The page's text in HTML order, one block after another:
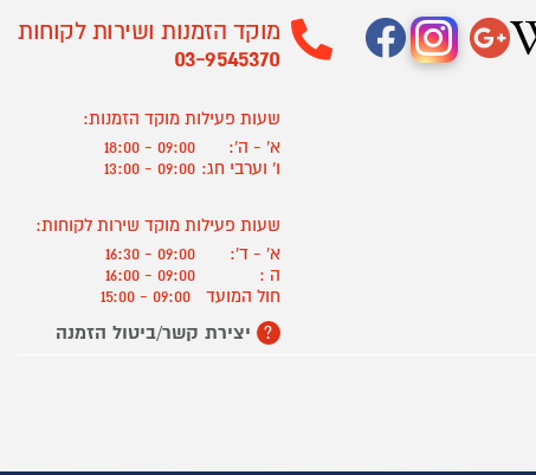
מוקד הזמנות ושירות לקוחות
03-9545370
שעות פעילות מוקד הזמנות:
א' - ה':
09:00 - 18:00
ו' וערבי חג: 09:00 - 13:00
שעות פעילות מוקד שירות לקוחות:
א' - ד':
09:00 - 16:30
ה :
09:00 - 16:00
חול המועד
09:00 - 15:00
?
יצירת קשר/ביטול הזמנה